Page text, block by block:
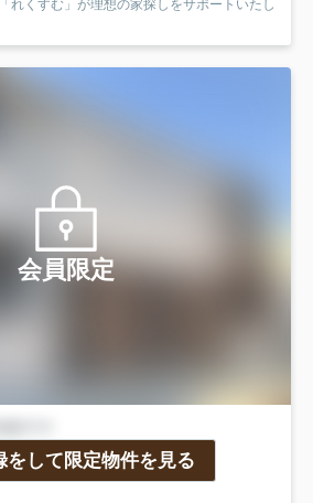
れくすむ」が理想の家探しをサポートいたし
会員限定
をして限定物件を見る